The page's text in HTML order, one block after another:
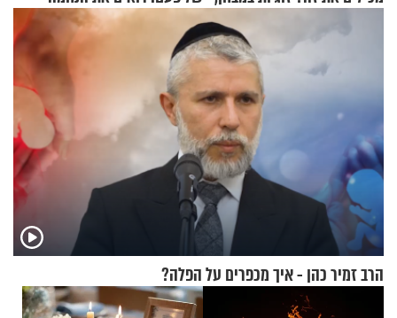
הפעם עם יהודית ואלתר כהן
הרב זמיר כהן - איך מכפרים על הפלה?